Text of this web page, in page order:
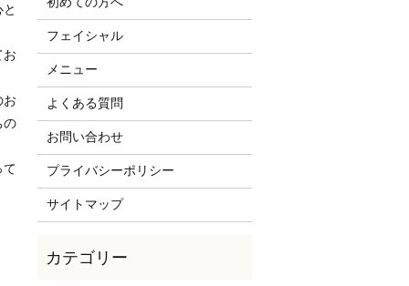
お
お
の
て
フェイシャル
メニュー
よくある質問
お問い合わせ
プライバシーポリシー
サイトマップ